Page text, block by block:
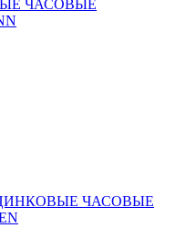
ЧАСОВЫЕ
ЧАСОВЫЕ